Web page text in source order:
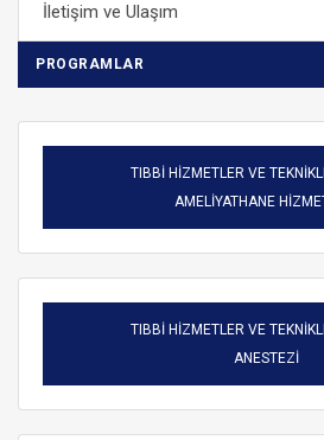
İletişim ve Ulaşım
PROGRAMLAR
TIBBİ HİZMETLER VE
AMELİYATHANE
TIBBİ HİZMETLER VE
ANESTEZİ